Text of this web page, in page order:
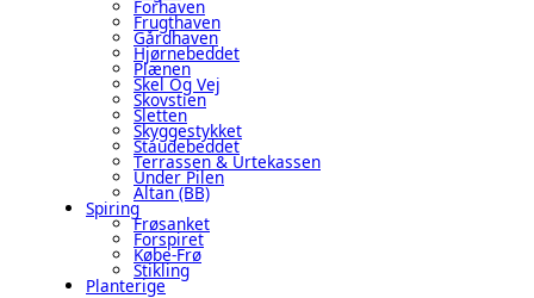
Forhaven
Frugthaven
Gårdhaven
Hjørnebeddet
Plænen
Skel Og Vej
Skovstien
Sletten
Skyggestykket
Staudebeddet
Terrassen & Urtekassen
Under Pilen
Altan (BB)
Spiring
Frøsanket
Forspiret
Købe-Frø
Stikling
Planterige